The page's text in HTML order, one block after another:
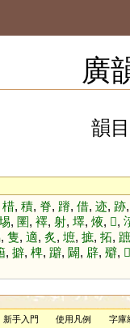
廣
韻
棤, 積, 脊, 蹐, 借, 迹, 跡,
, 圛, 襗, 射, 墿, 焲, 𥜃,
, 隻, 適, 炙 , 墌, 摭, 拓, 蹠
, 擗, 椑, 躃, 闢, 辟, 㱸, 𩪧
新手入門 使用凡例 字庫